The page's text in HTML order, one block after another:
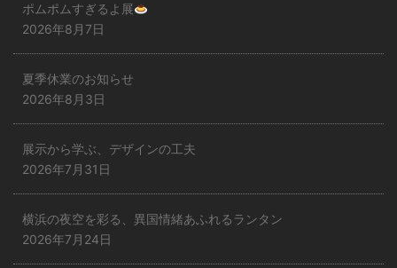
ポムポムすぎるよ展
2026年8月7日
夏季休業のお知らせ
2026年8月3日
展示から学ぶ、デザインの工夫
2026年7月31日
横浜の夜空を彩る、異国情緒あふれるランタン
2026年7月24日